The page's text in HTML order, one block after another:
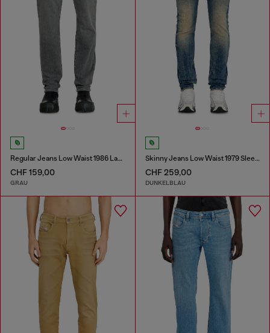
Regular Jeans Low Waist 1986 Larkee-Beex
CHF 159,00
GRAU
Skinny Jeans Low Waist 1979 Sleenker
CHF 259,00
DUNKELBLAU